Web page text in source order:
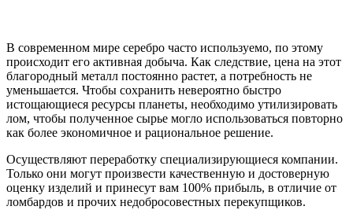
В современном мире серебро часто используемо, по этому
происходит его активная добыча. Как следствие, цена на этот
благородный металл постоянно растет, а потребность не
уменьшается. Чтобы сохранить невероятно быстро
истощающиеся ресурсы планеты, необходимо утилизировать
лом, чтобы полученное сырье могло использоваться повторно
как более экономичное и рациональное решение.
Осуществляют переработку специализирующиеся компании.
Только они могут произвести качественную и достоверную
оценку изделий и принесут вам 100% прибыль, в отличие от
ломбардов и прочих недобросовестных перекупщиков.